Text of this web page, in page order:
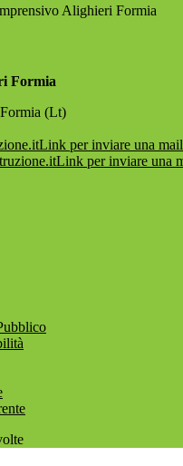
Alighieri Formia
Formia
(Lt)
Link per inviare una mail
Link per inviare una